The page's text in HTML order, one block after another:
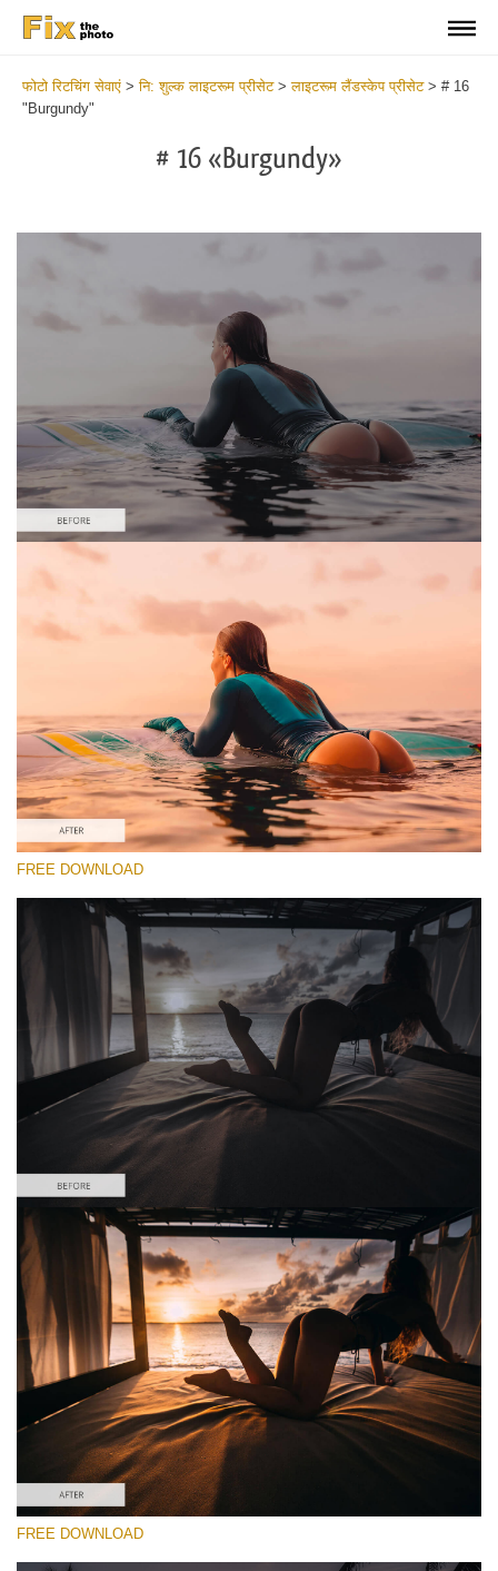
फोटो रिटचिंग सेवाएं >नि: शुल्क लाइटरूम प्रीसेट>लाइटरूम लैंडस्केप प्रीसेट> # 16
"Burgundy"
# 16 «Burgundy»
कृपया चुने
Majestic Landscape
(30 Lr Presets)
Entire Collection
(2067 Lr Presets)
मुफ्त डाउनलोड
FREE DOWNLOAD
FREE DOWNLOAD